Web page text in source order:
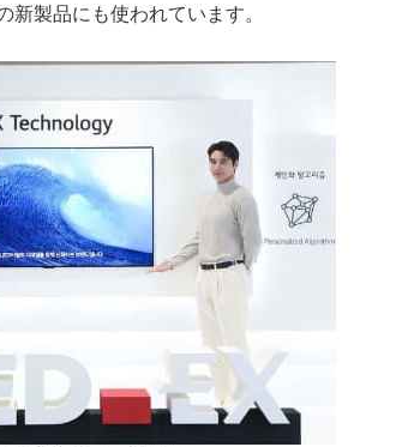
製品にも使われています。